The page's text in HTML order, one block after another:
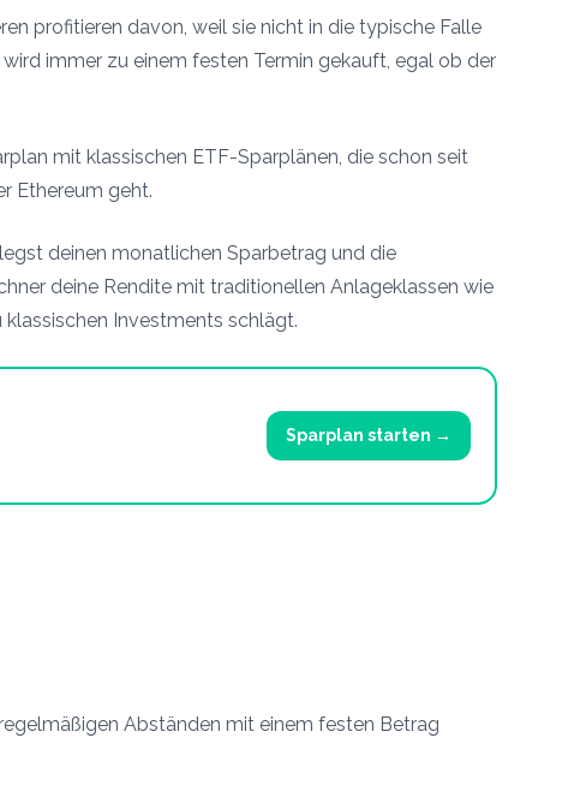
profitieren davon, weil sie nicht in die typische Falle
immer zu einem festen Termin gekauft, egal ob der
mit klassischen ETF-Sparplänen, die schon seit
Ethereum geht.
deinen monatlichen Sparbetrag und die
deine Rendite mit traditionellen Anlageklassen wie
Investments schlägt.
Sparplan starten →
Abständen mit einem festen Betrag